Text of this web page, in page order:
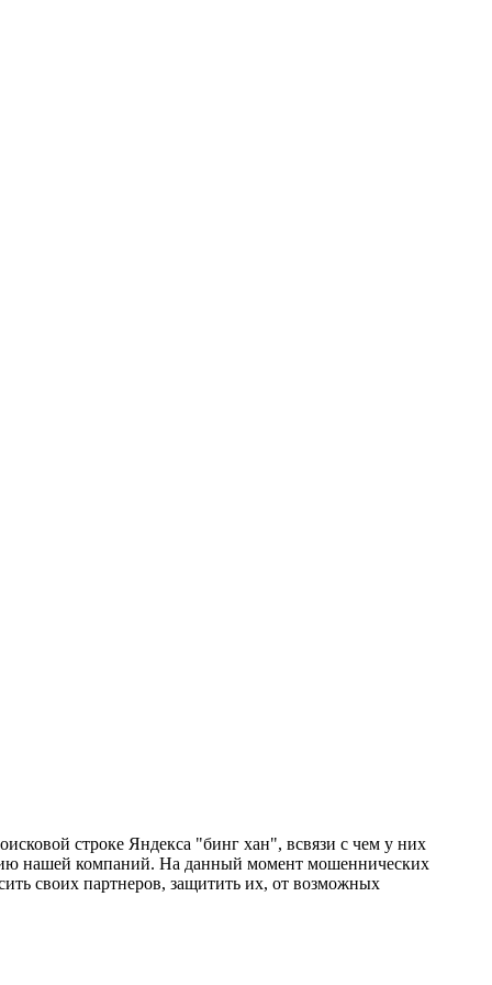
строке Яндекса "бинг хан", всвязи с чем у них
нашей компаний. На данный момент мошеннических
своих партнеров, защитить их, от возможных